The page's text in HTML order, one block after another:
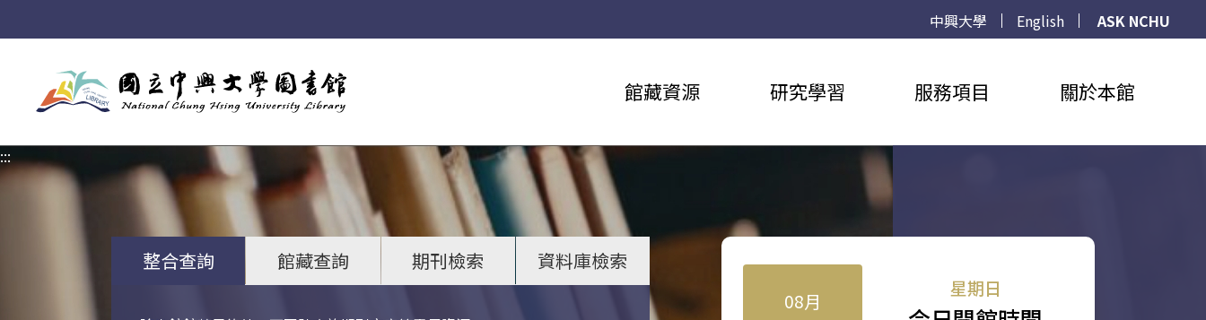
中興大學 English
ASK NCHU
館藏資源 研究學習 服務項目 關於本館
:::
整合查詢 館藏查詢 期刊檢索 資料庫檢索
08月
星期日